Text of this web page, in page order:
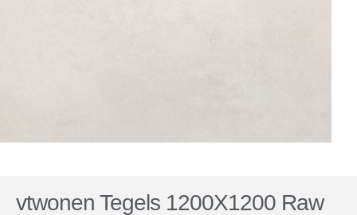
vtwonen Tegels 1200X1200 Raw